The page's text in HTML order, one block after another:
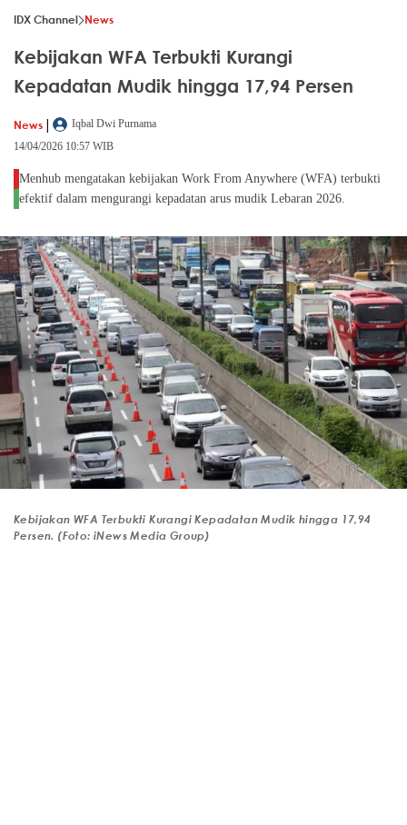
IDX Channel News
Kebijakan WFA Terbukti Kurangi
Kepadatan Mudik hingga 17,94 Persen
News |
Iqbal Dwi Purnama
14/04/2026 10:57 WIB
Menhub mengatakan kebijakan Work From Anywhere (WFA) terbukti
efektif dalam mengurangi kepadatan arus mudik Lebaran 2026.
Kebijakan WFA Terbukti Kurangi Kepadatan Mudik hingga 17,94
Persen. (Foto: iNews Media Group)